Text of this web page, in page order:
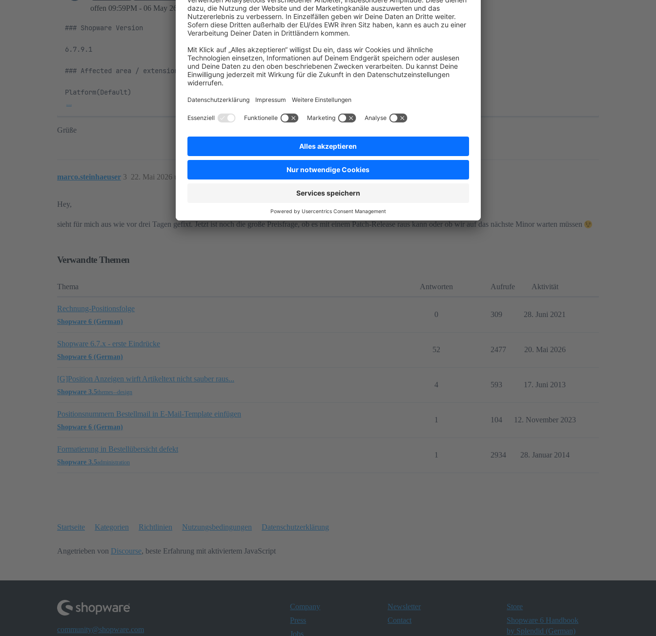
offen 09:59PM - 06 May 26 UTC JURshopware
### Shopware Version
6.7.9.1
### Affected area / extension
…
Grüße
marco.steinhaeuser 22. Mai 2026 um 20:56
3
Hey,
sieht für mich aus wie vor drei Tagen gefixt. Jetzt ist noch die große Preisfrage, ob es mit einem Patch-Release raus kann oder ob wir auf das nächste Minor warten müssen
Verwandte Themen
Thema Antworten Aufrufe Aktivität
Rechnung-Positionsfolge
Shopware 6 (German)
0 309 28. Juni 2021
Shopware 6.7.x - erste Eindrücke
Shopware 6 (German)
52 2477 20. Mai 2026
[G]Position Anzeigen wirft Artikeltext nicht sauber raus...
Shopware 3.5themes--design
4 593 17. Juni 2013
Positionsnummern Bestellmail in E-Mail-Template einfügen
Shopware 6 (German)
1 104 12. November 2023
Formatierung in Bestellübersicht defekt
Shopware 3.5administration
1 2934 28. Januar 2014
Startseite Kategorien Richtlinien Nutzungsbedingungen Datenschutzerklärung
Angetrieben von Discourse, beste Erfahrung mit aktiviertem JavaScript
community@shopware.com
Company
Press
Jobs
Newsletter
Contact
Store
Shopware 6 Handbook
by Splendid (German)